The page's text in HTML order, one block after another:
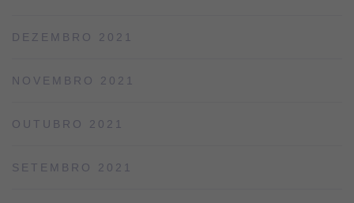
DEZEMBRO 2021
NOVEMBRO 2021
OUTUBRO 2021
SETEMBRO 2021